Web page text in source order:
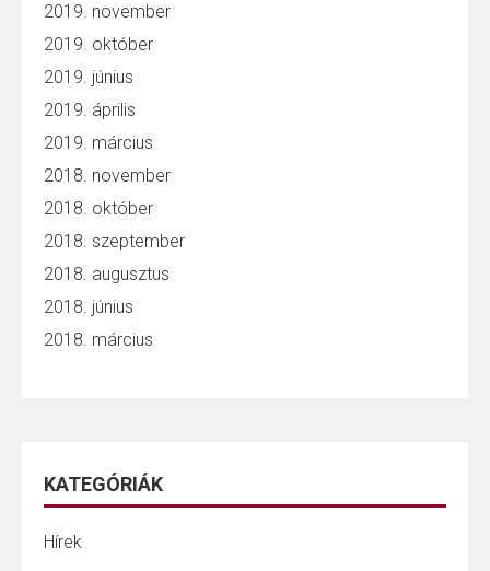
2019. november
2019. október
2019. június
2019. április
2019. március
2018. november
2018. október
2018. szeptember
2018. augusztus
2018. június
2018. március
KATEGÓRIÁK
Hírek